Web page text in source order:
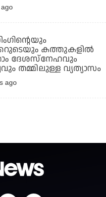
കത്തുകളില്‍
ദേശസ്നേഹവും
തമ്മിലുള്ള വ്യത്യാസം
ago